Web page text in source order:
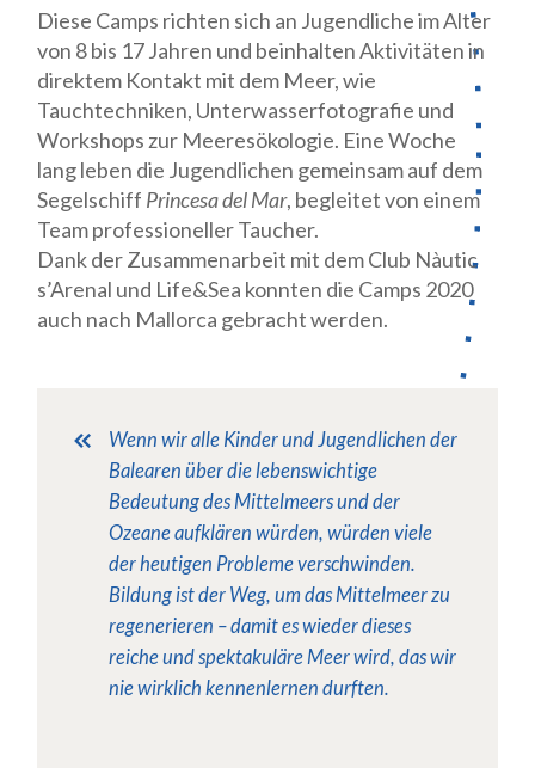
Diese Camps richten sich an Jugendliche im Alter
von 8 bis 17 Jahren und beinhalten Aktivitäten in
direktem Kontakt mit dem Meer, wie
Tauchtechniken, Unterwasserfotografie und
Workshops zur Meeresökologie. Eine Woche
lang leben die Jugendlichen gemeinsam auf dem
Segelschiff Princesa del Mar, begleitet von einem
Team professioneller Taucher.
Dank der Zusammenarbeit mit dem Club Nàutic
s’Arenal und Life&Sea konnten die Camps 2020
auch nach Mallorca gebracht werden.
Wenn wir alle Kinder und Jugendlichen der
Balearen über die lebenswichtige
Bedeutung des Mittelmeers und der
Ozeane aufklären würden, würden viele
der heutigen Probleme verschwinden.
Bildung ist der Weg, um das Mittelmeer zu
regenerieren – damit es wieder dieses
reiche und spektakuläre Meer wird, das wir
nie wirklich kennenlernen durften.